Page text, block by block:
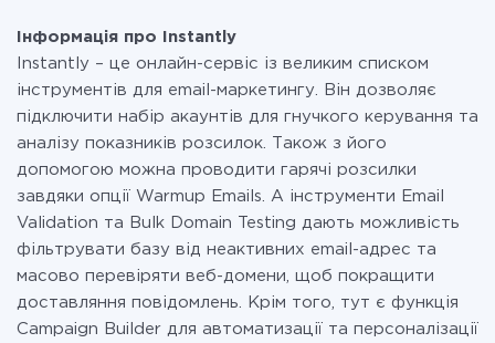
Інформація про Instantly
Instantly – це онлайн-сервіс із великим списком
інструментів для email-маркетингу. Він дозволяє
підключити набір акаунтів для гнучкого керування та
аналізу показників розсилок. Також з його
допомогою можна проводити гарячі розсилки
завдяки опції Warmup Emails. А інструменти Email
Validation та Bulk Domain Testing дають можливість
фільтрувати базу від неактивних email-адрес та
масово перевіряти веб-домени, щоб покращити
доставляння повідомлень. Крім того, тут є функція
Campaign Builder для автоматизації та персоналізації